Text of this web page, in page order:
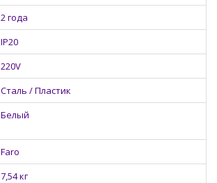
2 года
IP20
220V
Сталь / Пластик
Белый
Faro
7,54 кг